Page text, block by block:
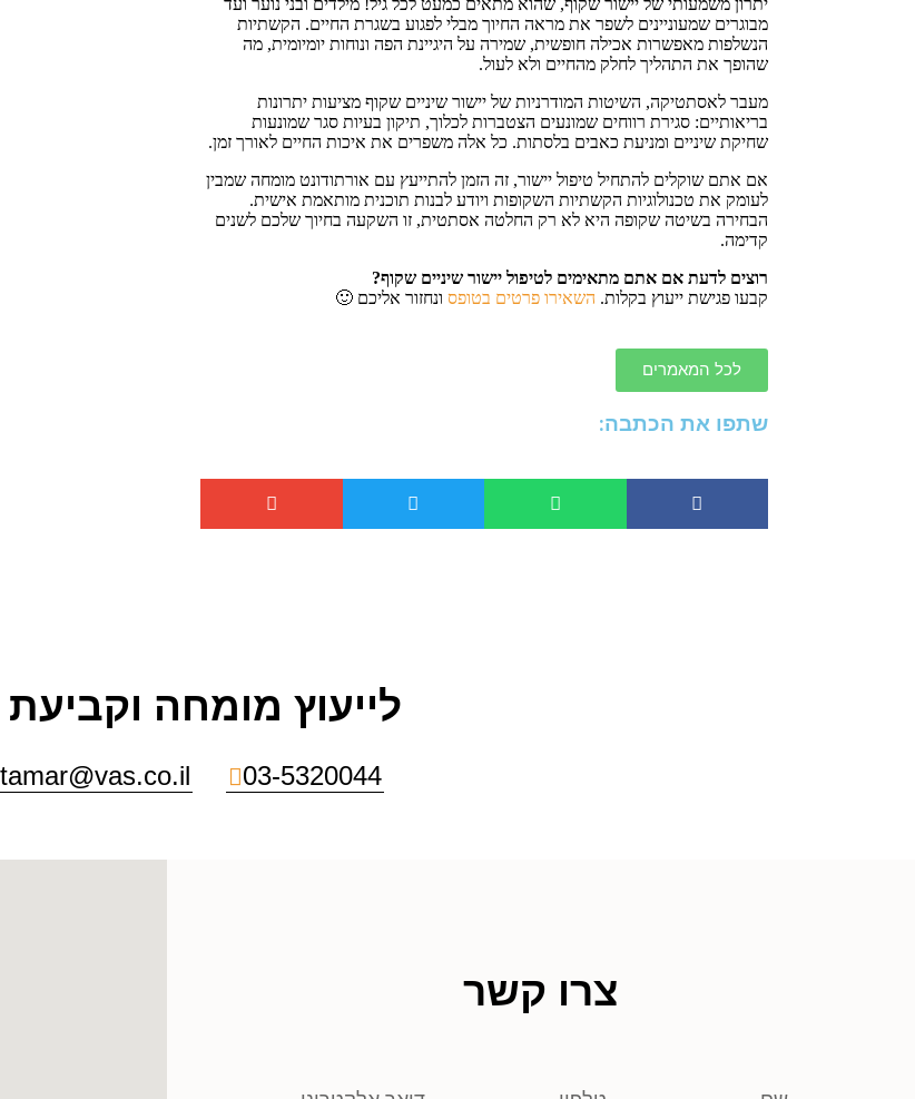
יתרון משמעותי של יישור שקוף, שהוא מתאים כמעט לכל גיל! מילדים ובני נוער ועד
מבוגרים שמעוניינים לשפר את מראה החיוך מבלי לפגוע בשגרת החיים. הקשתיות
הנשלפות מאפשרות אכילה חופשית, שמירה על היגיינת הפה ונוחות יומיומית, מה
שהופך את התהליך לחלק מהחיים ולא לעול.
מעבר לאסתטיקה, השיטות המודרניות של יישור שיניים שקוף מציעות יתרונות
בריאותיים: סגירת רווחים שמונעים הצטברות לכלוך, תיקון בעיות סגר שמונעות
שחיקת שיניים ומניעת כאבים בלסתות. כל אלה משפרים את איכות החיים לאורך זמן.
אם אתם שוקלים להתחיל טיפול יישור, זה הזמן להתייעץ עם אורתודונט מומחה שמבין
לעומק את טכנולוגיות הקשתיות השקופות ויודע לבנות תוכנית מותאמת אישית.
הבחירה בשיטה שקופה היא לא רק החלטה אסתטית, זו השקעה בחיוך שלכם לשנים
קדימה.
רוצים לדעת אם אתם מתאימים לטיפול יישור שיניים שקוף?
קבעו פגישת ייעוץ בקלות. השאירו פרטים בטופס ונחזור אליכם 🙂
לכל המאמרים
שתפו את הכתבה:
לייעוץ מומחה
03-5320044
tamar@vas.co.il
צרו קשר